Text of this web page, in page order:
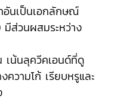
นเป็นเอกลักษณ์
มีส่วนผสมระหว่าง
เน้นลุควีคเอนด์ที่ดู
วามโก้ เรียบหรูและ